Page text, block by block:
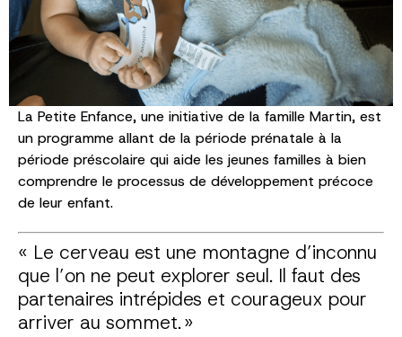
La Petite Enfance, une initiative de la famille Martin, est
un programme allant de la période prénatale à la
période préscolaire qui aide les jeunes familles à bien
comprendre le processus de développement précoce
de leur enfant.
« Le cerveau est une montagne d’inconnu
que l’on ne peut explorer seul. Il faut des
partenaires intrépides et courageux pour
arriver au sommet. »